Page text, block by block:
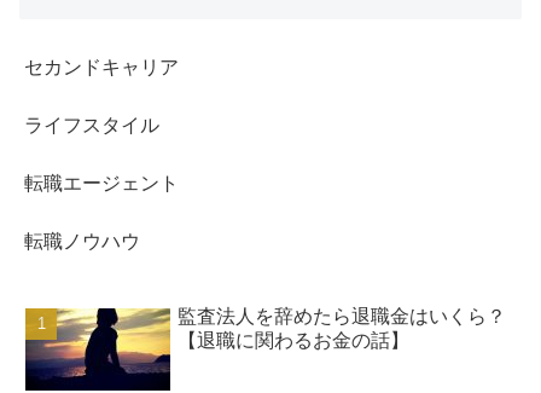
セカンドキャリア
ライフスタイル
転職エージェント
転職ノウハウ
監査法人を辞めたら退職金はいくら？
【退職に関わるお金の話】